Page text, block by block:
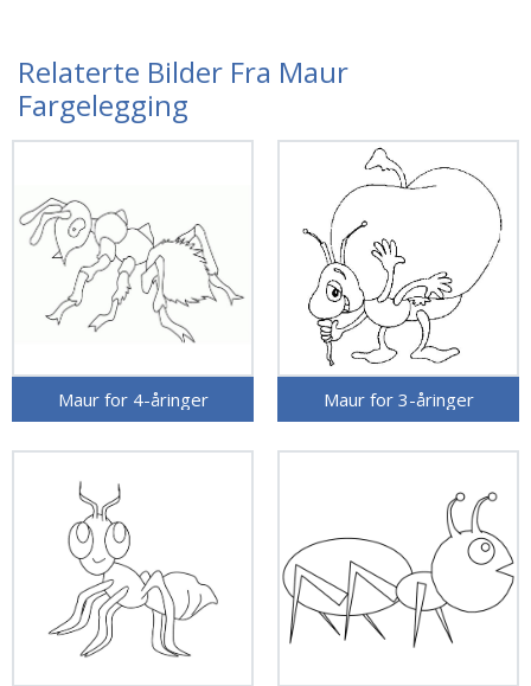
Relaterte Bilder Fra Maur
Fargelegging
Maur for 4-åringer Maur for 3-åringer